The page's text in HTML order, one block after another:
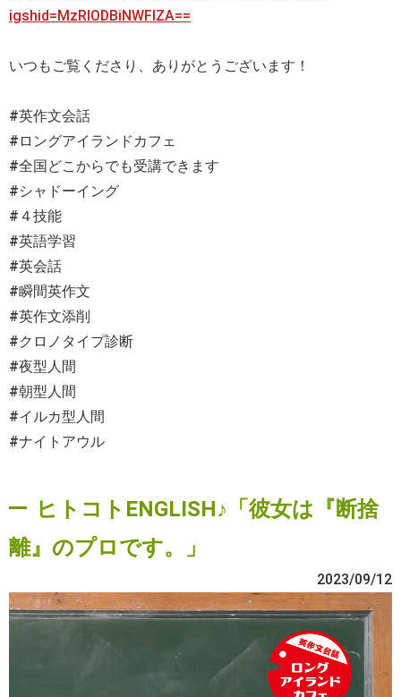
igshid=MzRlODBiNWFlZA==
いつもご覧くださり、ありがとうございます！
#英作文会話
#ロングアイランドカフェ
#全国どこからでも受講できます
#シャドーイング
#４技能
#英語学習
#英会話
#瞬間英作文
#英作文添削
#クロノタイプ診断
#夜型人間
#朝型人間
#イルカ型人間
#ナイトアウル
ヒトコトENGLISH♪「彼女は『断捨
離』のプロです。」
2023/09/12
動